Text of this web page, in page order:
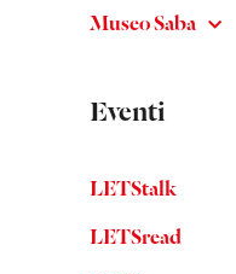
Museo Saba
Eventi
LETStalk
LETSread